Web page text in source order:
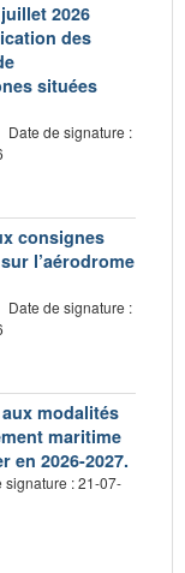
2026
des
situées
Date de signature :
consignes
l’aérodrome
Date de signature :
modalités
maritime
en 2026-2027.
signature : 21-07-